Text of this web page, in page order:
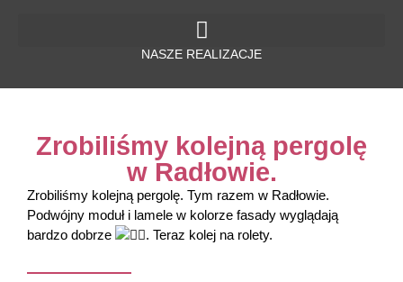
771 - 007
NASZE REALIZACJE
Zrobiliśmy kolejną pergolę
w Radłowie.
Zrobiliśmy kolejną pergolę. Tym razem w Radłowie.
Podwójny moduł i lamele w kolorze fasady wyglądają
bardzo dobrze
. Teraz kolej na rolety.